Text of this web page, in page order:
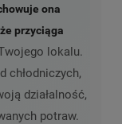
ona
przyciąga
lokalu.
chłodniczych,
działalność,
potraw.